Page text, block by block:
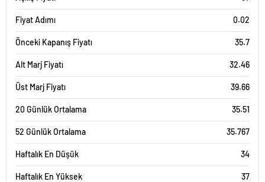
Fiyat Adımı 0.02
Önceki Kapanış Fiyatı 35.7
Alt Marj Fiyatı 32.46
Üst Marj Fiyatı 39.66
20 Günlük Ortalama 35.51
52 Günlük Ortalama 35.767
Haftalık En Düşük 34
Haftalık En Yüksek 37